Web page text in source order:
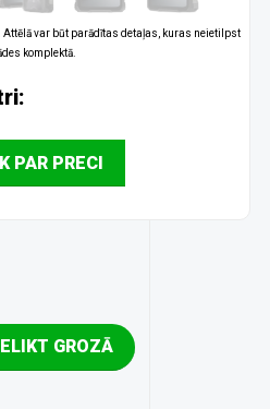
Attēlā var būt parādītas detaļas, kuras neietilpst
komplektā.
PAR PRECI
IELIKT GROZĀ